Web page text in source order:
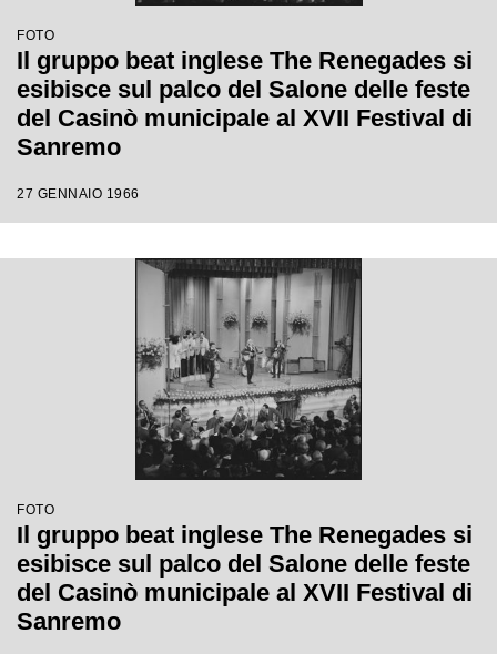
FOTO
Il gruppo beat inglese The Renegades si
esibisce sul palco del Salone delle feste
del Casinò municipale al XVII Festival di
Sanremo
27 GENNAIO 1966
FOTO
Il gruppo beat inglese The Renegades si
esibisce sul palco del Salone delle feste
del Casinò municipale al XVII Festival di
Sanremo